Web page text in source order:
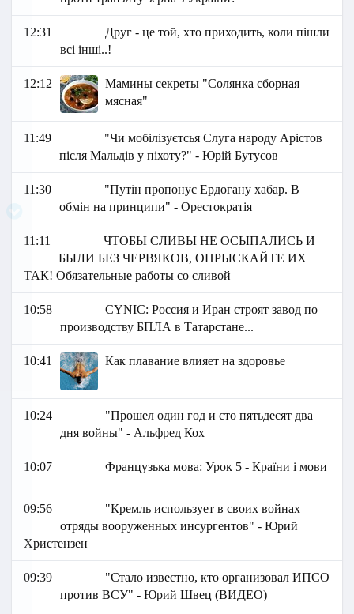
12:31
Друг - це той, хто приходить, коли пішли
всі інші..!
12:12
Мамины секреты "Солянка сборная
мясная"
11:49
"Чи мобілізуєтсья Слуга народу Арістов
після Мальдів у піхоту?" - Юрій Бутусов
11:30
"Путін пропонує Ердогану хабар. В
обмін на принципи" - Орестократія
11:11
ЧТОБЫ СЛИВЫ НЕ ОСЫПАЛИСЬ И
БЫЛИ БЕЗ ЧЕРВЯКОВ, ОПРЫСКАЙТЕ ИХ
ТАК! Обязательные работы со сливой
10:58
СYNIC: Россия и Иран строят завод по
производству БПЛА в Татарстане...
10:41 Как плавание влияет на здоровье
10:24
"Прошел один год и сто пятьдесят два
дня войны" - Альфред Кох
10:07 Французька мова: Урок 5 - Країни і мови
09:56
"Кремль использует в своих войнах
отряды вооруженных инсургентов" - Юрий
Христензен
09:39
"Стало известно, кто организовал ИПСО
против ВСУ" - Юрий Швец (ВИДЕО)